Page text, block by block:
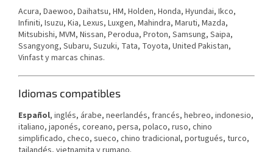
Acura, Daewoo, Daihatsu, HM, Holden, Honda, Hyundai, Ikco,
Infiniti, Isuzu, Kia, Lexus, Luxgen, Mahindra, Maruti, Mazda,
Mitsubishi, MVM, Nissan, Perodua, Proton, Samsung, Saipa,
Ssangyong, Subaru, Suzuki, Tata, Toyota, United Pakistan,
Vinfast y marcas chinas.
Idiomas compatibles
Español, inglés, árabe, neerlandés, francés, hebreo, indonesio,
italiano, japonés, coreano, persa, polaco, ruso, chino
simplificado, checo, sueco, chino tradicional, portugués, turco,